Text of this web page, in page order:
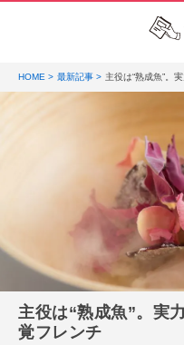
HOME 最新記事 主役は“熟成魚”。
主役は“熟成魚”。実
覚フレンチ